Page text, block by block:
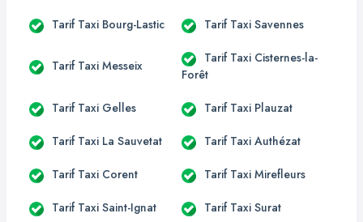
Tarif Taxi Bourg-Lastic Tarif Taxi Savennes
Tarif Taxi Messeix
Tarif Taxi Cisternes-la-
Forêt
Tarif Taxi Gelles Tarif Taxi Plauzat
Tarif Taxi La Sauvetat Tarif Taxi Authézat
Tarif Taxi Corent Tarif Taxi Mirefleurs
Tarif Taxi Saint-Ignat Tarif Taxi Surat